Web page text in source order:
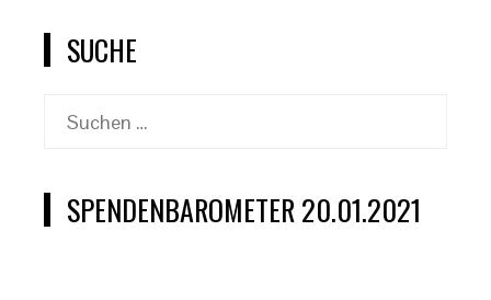
SUCHE
Suchen
SPENDENBAROMETER 20.01.2021